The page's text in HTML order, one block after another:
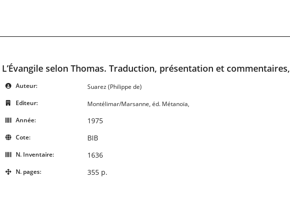
L’Évangile selon Thomas. Traduction, présentation et commentaires,
Auteur:
Suarez (Philippe de)
Editeur:
Montélimar/Marsanne, éd. Métanoïa,
Année:
1975
Cote: BIB
N. Inventaire: 1636
N. pages: 355 p.